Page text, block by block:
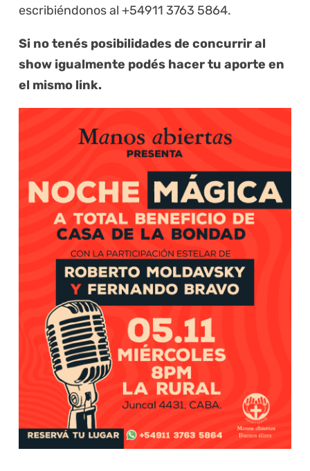
escribiéndonos al +54911 3763 5864‬.
Si no tenés posibilidades de concurrir al
show igualmente podés hacer tu aporte en
el mismo link.